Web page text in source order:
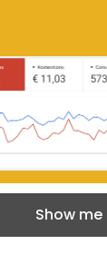
Show me